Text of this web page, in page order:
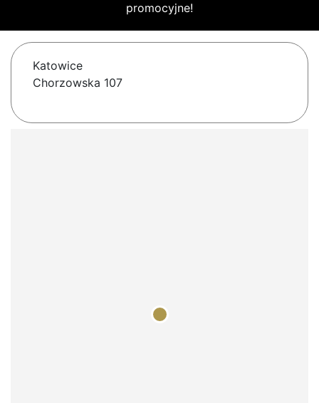
promocyjne!
Katowice
Chorzowska 107